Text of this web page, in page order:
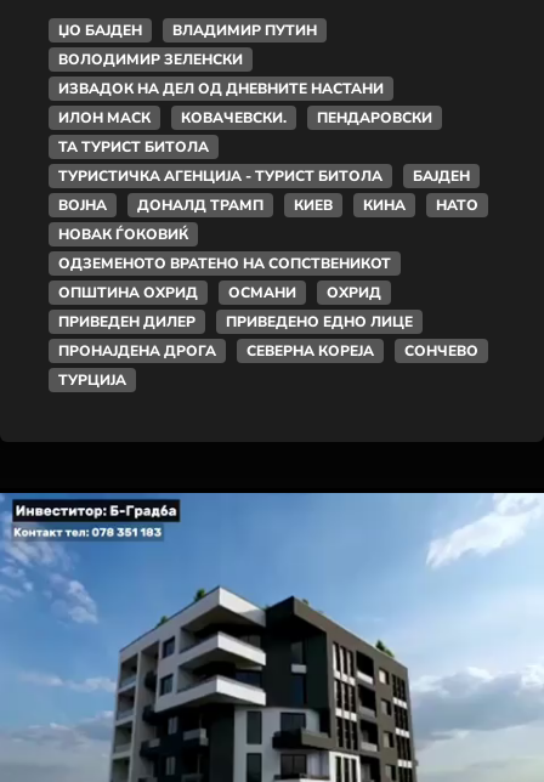
ЏО БАЈДЕН
ВЛАДИМИР ПУТИН
ВОЛОДИМИР ЗЕЛЕНСКИ
ИЗВАДОК НА ДЕЛ ОД ДНЕВНИТЕ НАСТАНИ
ИЛОН МАСК
КОВАЧЕВСКИ.
ПЕНДАРОВСКИ
ТА ТУРИСТ БИТОЛА
ТУРИСТИЧКА АГЕНЦИЈА - ТУРИСТ БИТОЛА
БАЈДЕН
ВОЈНА
ДОНАЛД ТРАМП КИЕВ КИНА
НАТО
НОВАК ЃОКОВИЌ
ОДЗЕМЕНОТО ВРАТЕНО НА СОПСТВЕНИКОТ
ОПШТИНА ОХРИД
ОСМАНИ
ОХРИД
ПРИВЕДЕН ДИЛЕР
ПРИВЕДЕНО ЕДНО ЛИЦЕ
ПРОНАЈДЕНА ДРОГА
СЕВЕРНА КОРЕЈА
СОНЧЕВО
ТУРЦИЈА